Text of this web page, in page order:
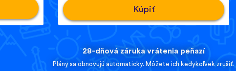
Kúpiť
28-dňová záruka vrátenia peňazí
Plány sa obnovujú automaticky. Môžete ich kedykoľvek zrušiť.